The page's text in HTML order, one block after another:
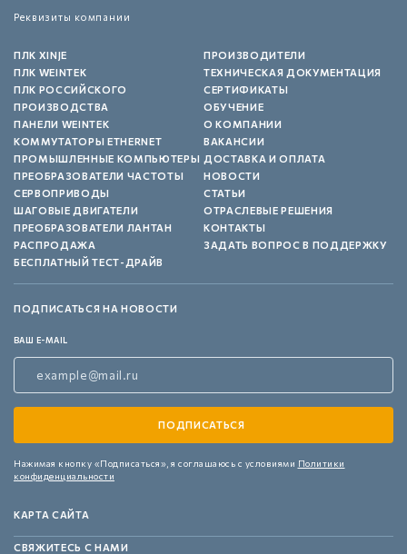
Реквизиты компании
ПЛК XINJE
ПЛК WEINTEK
ПЛК РОССИЙСКОГО
ПРОИЗВОДСТВА
ПАНЕЛИ WEINTEK
КОММУТАТОРЫ ETHERNET
ПРОМЫШЛЕННЫЕ КОМПЬЮТЕРЫ
ПРЕОБРАЗОВАТЕЛИ ЧАСТОТЫ
СЕРВОПРИВОДЫ
ШАГОВЫЕ ДВИГАТЕЛИ
ПРЕОБРАЗОВАТЕЛИ ЛАНТАН
РАСПРОДАЖА
БЕСПЛАТНЫЙ ТЕСТ-ДРАЙВ
ПРОИЗВОДИТЕЛИ
ТЕХНИЧЕСКАЯ ДОКУМЕНТАЦИЯ
СЕРТИФИКАТЫ
ОБУЧЕНИЕ
О КОМПАНИИ
ВАКАНСИИ
ДОСТАВКА И ОПЛАТА
НОВОСТИ
СТАТЬИ
ОТРАСЛЕВЫЕ РЕШЕНИЯ
КОНТАКТЫ
ЗАДАТЬ ВОПРОС В ПОДДЕРЖКУ
ПОДПИСАТЬСЯ НА НОВОСТИ
ВАШ E-MAIL
Нажимая кнопку «Подписаться», я соглашаюсь с условиями Политики
конфиденциальности
КАРТА САЙТА
СВЯЖИТЕСЬ С НАМИ